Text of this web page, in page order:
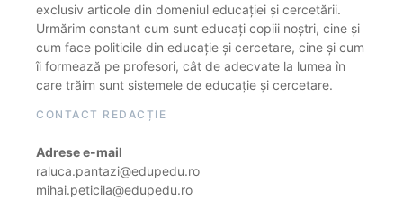
exclusiv articole din domeniul educației și cercetării.
Urmărim constant cum sunt educați copiii noștri, cine și
cum face politicile din educație și cercetare, cine și cum
îi formează pe profesori, cât de adecvate la lumea în
care trăim sunt sistemele de educație și cercetare.
CONTACT REDACȚIE
Adrese e-mail
raluca.pantazi@edupedu.ro
mihai.peticila@edupedu.ro